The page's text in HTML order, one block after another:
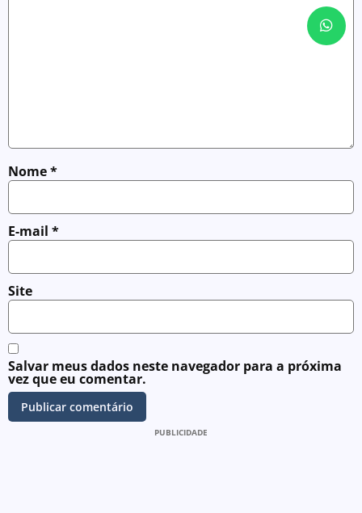
Nome*
E-mail *
Site
Salvar meus dados neste navegador para a próxima
vez que eu comentar.
PUBLICIDADE